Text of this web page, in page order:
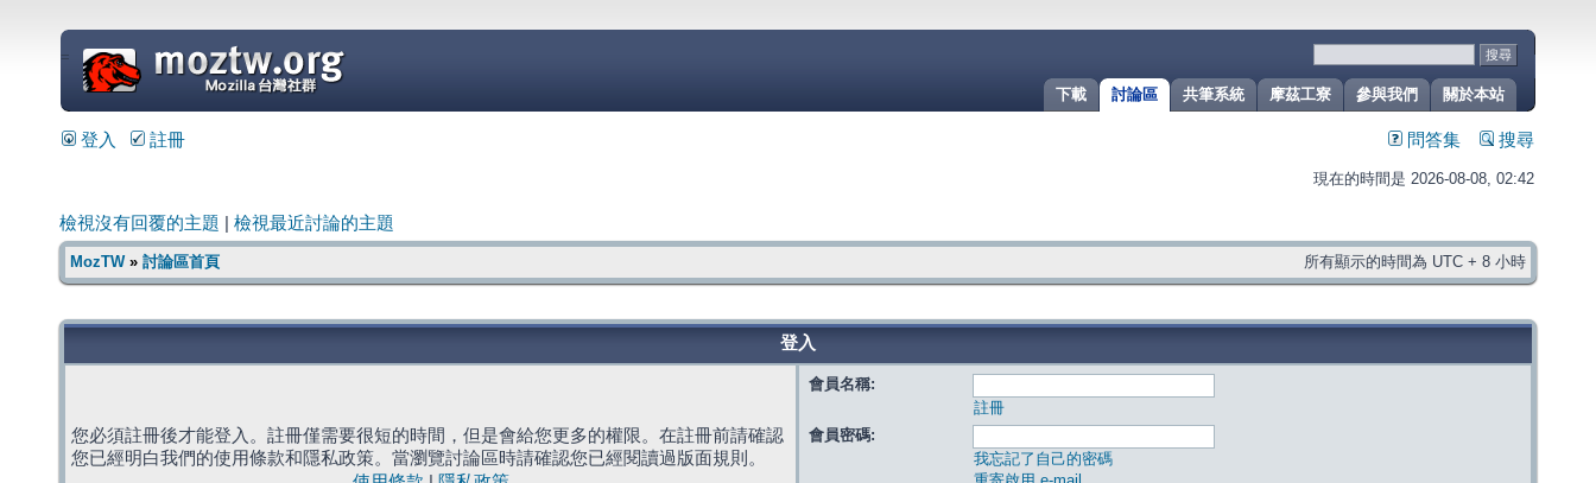
關於本站
參與我們
摩茲工寮
共筆系統
討論區
下載
=
登入 註冊 問答集 搜尋
現在的時間是 2026-08-08, 02:42
檢視沒有回覆的主題 檢視最近討論的主題
MozTW» 討論區首頁 所有顯示的時間為 UTC + 8 小時
登入
您必須註冊後才能登入。註冊僅需要很短的時間，但是會給您更多的權限。在註冊前請確認
您已經明白我們的使用條款和隱私政策。當瀏覽討論區時請確認您已經閱讀過版面規則。
會員名稱:
註冊
會員密碼:
我忘記了自己的密碼